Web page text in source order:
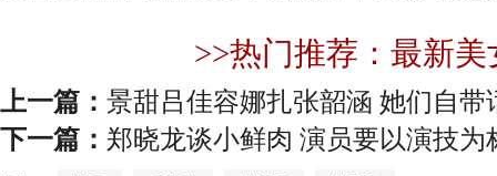
>>热门推荐：最新美
上一篇： 景甜吕佳容娜扎张韶涵 她们自带
下一篇： 郑晓龙谈小鲜肉 演员要以演技为